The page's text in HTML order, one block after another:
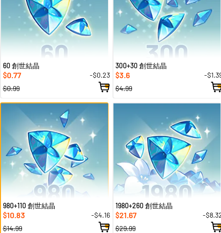
60 創世結晶
$0.77
-$0.23
$0.99
300+30 創世結晶
$3.6
-
$4.99
980+110 創世結晶
$10.83
-$4.16
$14.99
1980+260 創世結晶
$21.67
-
$29.99